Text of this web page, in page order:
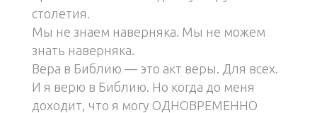
столетия.
Мы не знаем наверняка. Мы не можем
знать наверняка.
Вера в Библию — это акт веры. Для всех.
И я верю в Библию. Но когда до меня
доходит, что я могу ОДНОВРЕМЕННО